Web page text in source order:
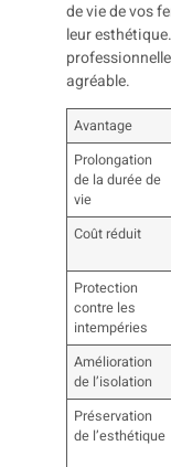
Avantage
Prolongation
de la durée de
vie
Coût réduit
Protection
contre les
intempéries
Amélioration
de l’isolation
Préservation
de l’esthétique